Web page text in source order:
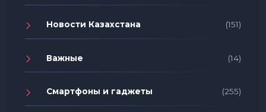
Новости Казахстана (151)
Важные (14)
Смартфоны и гаджеты (255)